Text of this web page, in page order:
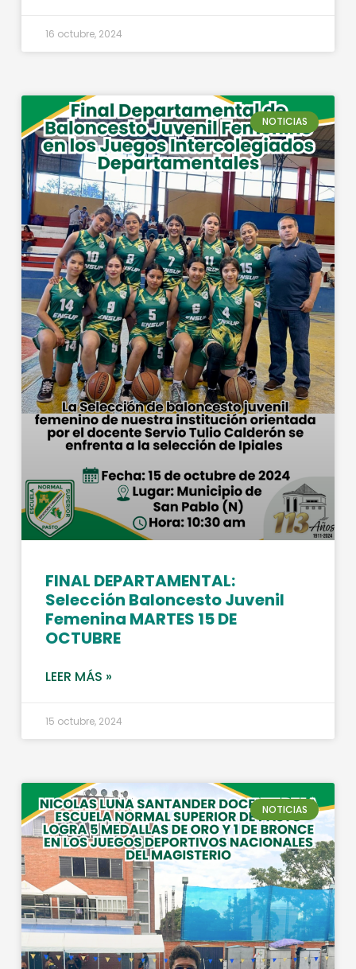
16 octubre, 2024
NOTICIAS
FINAL DEPARTAMENTAL:
Selección Baloncesto Juvenil
Femenina MARTES 15 DE
OCTUBRE
LEER MÁS »
15 octubre, 2024
NOTICIAS